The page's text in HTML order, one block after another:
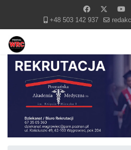
+48 503 142 937